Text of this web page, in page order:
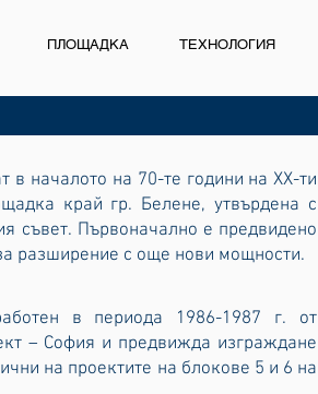
ПЛОЩАДКА ТЕХНОЛОГИЯ
началото на 70-те години на XX-ти
край гр. Белене, утвърдена с
съвет. Първоначално е предвидено
разширение с още нови мощности.
в периода 1986-1987 г. от
– София и предвижда изграждане
на проектите на блокове 5 и 6 на